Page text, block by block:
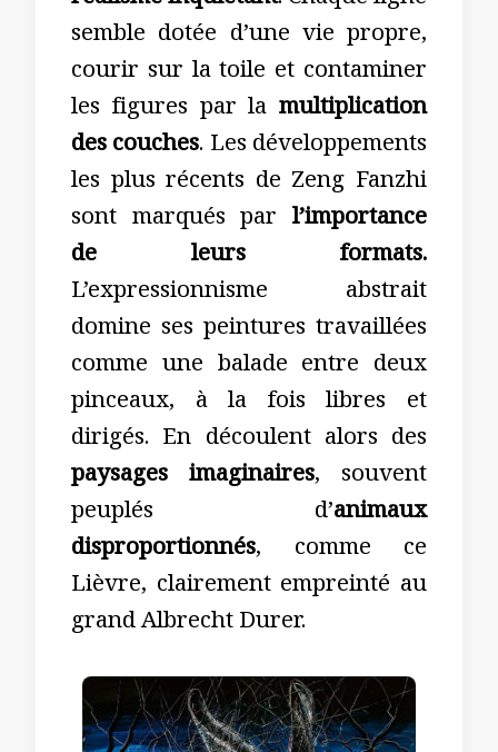
semble dotée d’une vie propre,
courir sur la toile et contaminer
les figures par la multiplication
des couches. Les développements
les plus récents de Zeng Fanzhi
sont marqués par l’importance
de leurs formats.
L’expressionnisme abstrait
domine ses peintures travaillées
comme une balade entre deux
pinceaux, à la fois libres et
dirigés. En découlent alors des
paysages imaginaires, souvent
peuplés d’animaux
disproportionnés, comme ce
Lièvre, clairement empreinté au
grand Albrecht Durer.